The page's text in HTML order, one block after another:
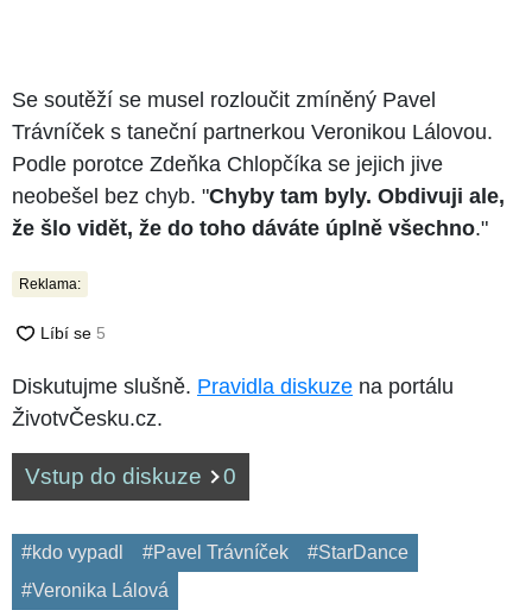
Se soutěží se musel rozloučit zmíněný Pavel
Trávníček s taneční partnerkou Veronikou Lálovou.
Podle porotce Zdeňka Chlopčíka se jejich jive
neobešel bez chyb. "Chyby tam byly. Obdivuji ale,
že šlo vidět, že do toho dáváte úplně všechno."
Reklama:
Diskutujme slušně. Pravidla diskuze na portálu
ŽivotvČesku.cz.
Vstup do diskuze 0
#kdo vypadl #Pavel Trávníček
#StarDance
#Veronika Lálová